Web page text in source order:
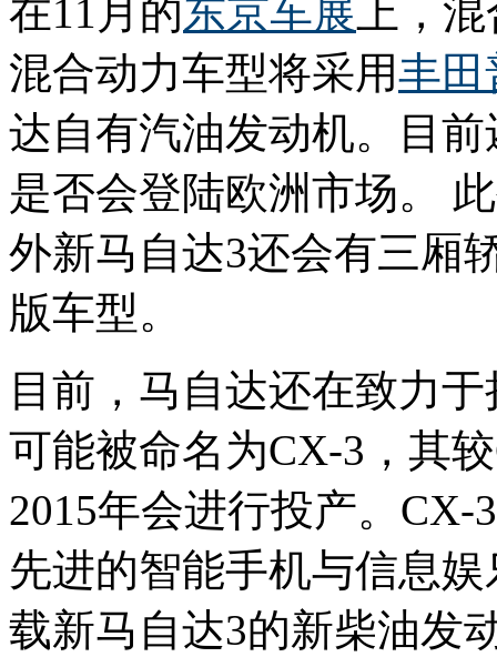
在11月的东京车展 上，
混合动力车型将采用丰田
达自有汽油发动机。目
是否会登陆欧洲市场。
外新马自达3还会有三厢
版车型。
目前，马自达还在致力
可能被命名为CX-3，其
2015年会进行投产。CX-
先进的智能手机与信息
载新马自达3的新柴油发